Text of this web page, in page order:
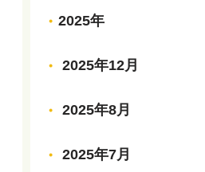
2025年
2025年12月
2025年8月
2025年7月